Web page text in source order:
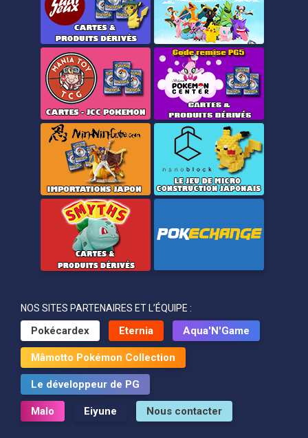
NOS SITES PARTENAIRES ET L’ÉQUIPE :
Pokécardex Eternia Aqua'N'Game
Mâmotto Pokémon Collection
Le développeur de PG
Malo Eiyune Nous contacter